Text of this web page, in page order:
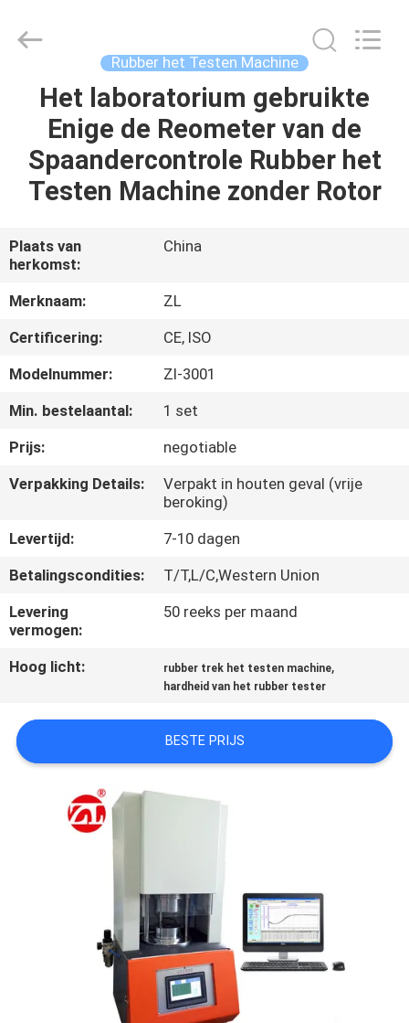
HUIS
PRODUCTEN
ONGEVEER
ONS
FABRIEKSREIS
KWALITEITSCONTROLE
CONTACTEER
NIEUWS
VERZOEK
OM EEN
VR
SITEMAP
Technology
Rubber het Testen Machine
Het laboratorium gebruikte
Enige de Reometer van de
Spaandercontrole Rubber het
Testen Machine zonder Rotor
Plaats van
herkomst:
China
Merknaam:
ZL
Certificering:
CE, ISO
Modelnummer:
Zl-3001
Min. bestelaantal:
1 set
Prijs:
negotiable
Verpakking Details:
Verpakt in houten geval (vrije
beroking)
Levertijd:
7-10 dagen
Betalingscondities:
T/T,L/C,Western Union
Levering
vermogen:
50 reeks per maand
Hoog licht: rubber trek het testen machine,
hardheid van het rubber tester
BESTE PRIJS